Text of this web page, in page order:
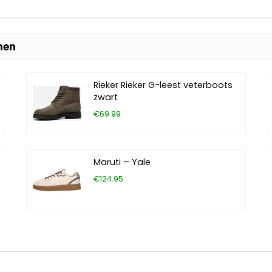
Rieker Rieker G-leest veterboots
zwart
€69.99
Maruti – Yale
€124.95